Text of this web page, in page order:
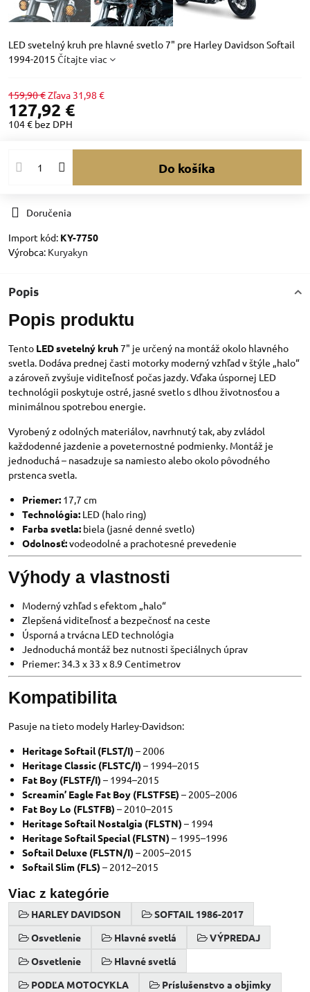
LED svetelný kruh pre hlavné svetlo 7" pre Harley Davidson Softail
1994-2015 Čítajte viac
159,90 €Zľava 31,98 €
127,92 €
104 € bez DPH
Do košíka
Doručenia
Import kód: KY-7750
Výrobca: Kuryakyn
Popis
Popis produktu
Tento LED svetelný kruh7" je určený na montáž okolo hlavného
svetla. Dodáva prednej časti motorky moderný vzhľad v štýle „halo“
a zároveň zvyšuje viditeľnosť počas jazdy. Vďaka úspornej LED
technológii poskytuje ostré, jasné svetlo s dlhou životnosťou a
minimálnou spotrebou energie.
Vyrobený z odolných materiálov, navrhnutý tak, aby zvládol
každodenné jazdenie a poveternostné podmienky. Montáž je
jednoduchá – nasadzuje sa namiesto alebo okolo pôvodného
prstenca svetla.
Priemer: 17,7 cm
Technológia: LED (halo ring)
Farba svetla: biela (jasné denné svetlo)
Odolnosť:vodeodolné a prachotesné prevedenie
Výhody a vlastnosti
Moderný vzhľad s efektom „halo“
Zlepšená viditeľnosť a bezpečnosť na ceste
Úsporná a trvácna LED technológia
Jednoduchá montáž bez nutnosti špeciálnych úprav
Priemer: 34.3 x 33 x 8.9 Centimetrov
Kompatibilita
Pasuje na tieto modely Harley-Davidson:
Heritage Softail (FLST/I) – 2006
Heritage Classic (FLSTC/I) – 1994–2015
Fat Boy (FLSTF/I) – 1994–2015
Screamin’ Eagle Fat Boy (FLSTFSE) – 2005–2006
Fat Boy Lo (FLSTFB) – 2010–2015
Heritage Softail Nostalgia (FLSTN) – 1994
Heritage Softail Special (FLSTN) – 1995–1996
Softail Deluxe (FLSTN/I) – 2005–2015
Softail Slim (FLS) – 2012–2015
Viac z kategórie
HARLEY DAVIDSON
SOFTAIL 1986-2017
Osvetlenie
Hlavné svetlá
VÝPREDAJ
Osvetlenie
Hlavné svetlá
PODĽA MOTOCYKLA
Príslušenstvo a objimky